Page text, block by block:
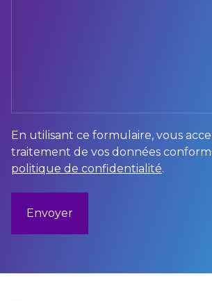
En utilisant ce formulaire, vous
traitement de vos données
politique de confidentialité.